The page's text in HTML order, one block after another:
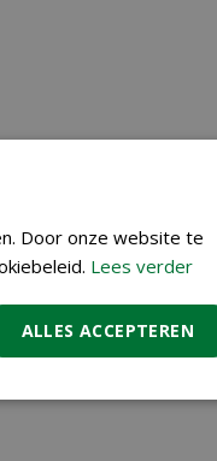
Door onze website te
Lees verder
ALLES ACCEPTEREN